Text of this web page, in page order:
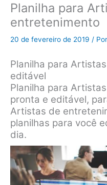
Planilha para
entretenimento
20 de fevereiro de 2019 / Por
Planilha para
editável
Planilha para
pronta e editável,
Artistas de
planilhas para você
dia.